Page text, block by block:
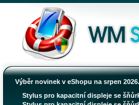
Výběr novinek v eShopu na srpen
Stylus pro kapacitní displeje se